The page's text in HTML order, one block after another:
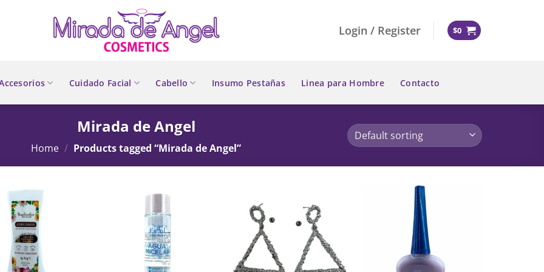
Login / Register $0
Cuidado Facial Cabello Insumo Pestañas Linea para Hombre Contacto
Mirada de Angel
Home / Products tagged “Mirada de Angel”